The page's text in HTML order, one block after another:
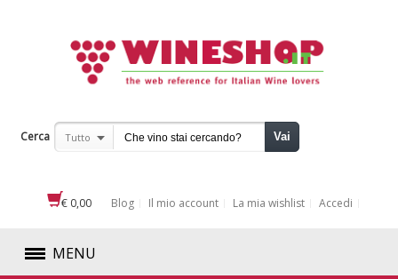
Cerca Tutto Vai
€ 0,00 Blog Il mio account La mia wishlist Accedi
MENU